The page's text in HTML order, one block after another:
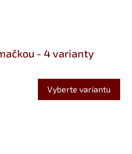
- 4 varianty
Vyberte variantu